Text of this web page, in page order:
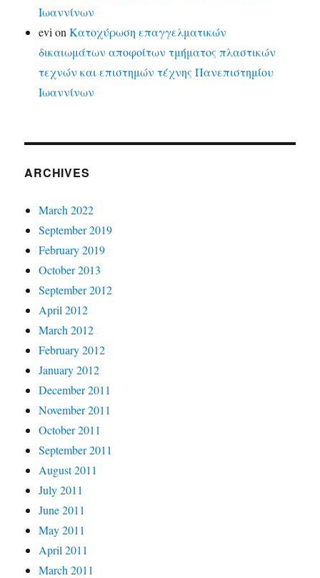
Ιωαννίνων
evi onΚατοχύρωση επαγγελματικών
δικαιωμάτων αποφοίτων τμήματος πλαστικών
τεχνών και επιστημών τέχνης Πανεπιστημίου
Ιωαννίνων
ARCHIVES
March 2022
September 2019
February 2019
October 2013
September 2012
April 2012
March 2012
February 2012
January 2012
December 2011
November 2011
October 2011
September 2011
August 2011
July 2011
June 2011
May 2011
April 2011
March 2011